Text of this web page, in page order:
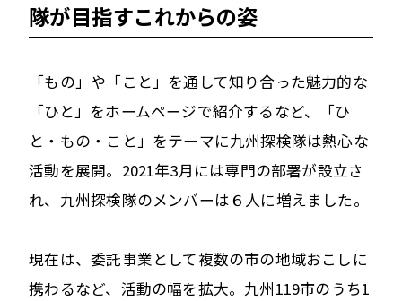
隊が目指すこれからの姿
「もの」や「こと」を通して知り合った魅力的な
「ひと」をホームページで紹介するなど、「ひ
と・もの・こと」をテーマに九州探検隊は熱心な
活動を展開。2021年3月には専門の部署が設立さ
れ、九州探検隊のメンバーは６人に増えました。
現在は、委託事業として複数の市の地域おこしに
携わるなど、活動の幅を拡大。九州119市のうち1